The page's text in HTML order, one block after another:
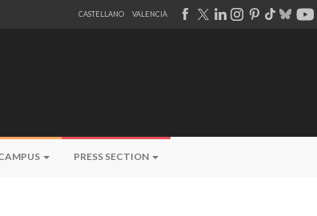
CASTELLANO VALENCIÀ
PRESS SECTION